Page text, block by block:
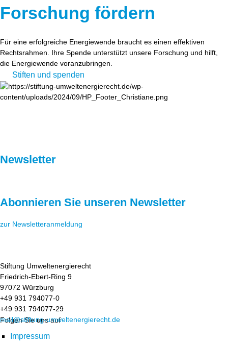
Forschung fördern
Für eine erfolgreiche Energiewende braucht es einen effektiven
Rechtsrahmen. Ihre Spende unterstützt unsere Forschung und hilft,
die Energiewende voranzubringen.
Stiften und spenden
Newsletter
Abonnieren Sie unseren Newsletter
zur Newsletteranmeldung
Stiftung Umweltenergierecht
Friedrich-Ebert-Ring 9
97072 Würzburg
+49 931 794077-0
+49 931 794077-29
mail@stiftung-umweltenergierecht.de
Folgen Sie uns auf
Impressum